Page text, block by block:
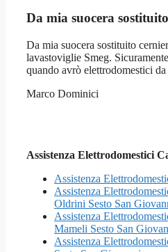
Da mia suocera
Da mia suocera sostituito
lavastoviglie Smeg.
quando avrò elettrodomestici da
Marco Dominici
Assistenza Elettrodomestici
Assistenza
Assistenza
Oldrini Sesto San
Assistenza
Mameli Sesto San
Assistenza